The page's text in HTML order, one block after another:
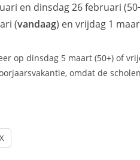
en dinsdag 26 februari
(vandaag) en vrijdag 1
op dinsdag 5 maart (50+) of
omdat de
X